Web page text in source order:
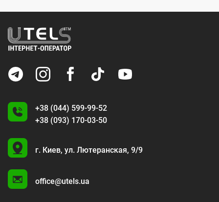
+38 (044) 599-99-52
+38 (093) 170-03-50
U
г. Киев, ул. Лютеранская, 9/9
office@utels.ua